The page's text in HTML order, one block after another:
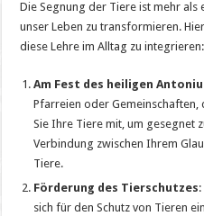
Die Segnung der Tiere ist mehr als
unser Leben zu transformieren.
diese Lehre im Alltag zu integrieren:
Am Fest des heiligen
Pfarreien oder Gemeinschaften,
Sie Ihre Tiere mit, um gesegnet
Verbindung zwischen Ihrem
Tiere.
Förderung des Tierschutzes
sich für den Schutz von Tieren